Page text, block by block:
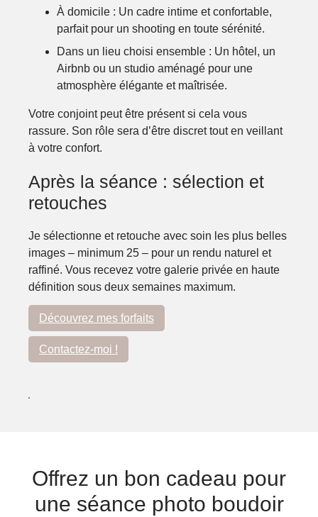
À domicile : Un cadre intime et confortable,
parfait pour un shooting en toute sérénité.
Dans un lieu choisi ensemble : Un hôtel, un
Airbnb ou un studio aménagé pour une
atmosphère élégante et maîtrisée.
Votre conjoint peut être présent si cela vous
rassure. Son rôle sera d’être discret tout en veillant
à votre confort.
Après la séance : sélection et
retouches
Je sélectionne et retouche avec soin les plus belles
images – minimum 25 – pour un rendu naturel et
raffiné. Vous recevez votre galerie privée en haute
définition sous deux semaines maximum.
Découvrez mes forfaits
Contactez-moi !
Offrez un bon cadeau pour
une séance photo boudoir